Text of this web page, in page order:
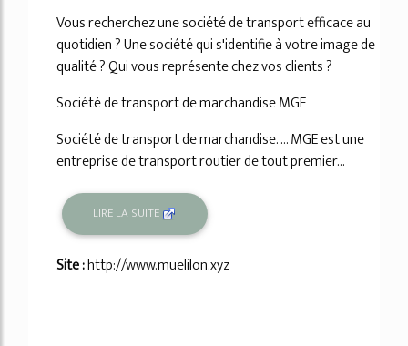
Vous recherchez une société de transport efficace au
quotidien ? Une société qui s'identifie à votre image de
qualité ? Qui vous représente chez vos clients ?
Société de transport de marchandise MGE
Société de transport de marchandise. ... MGE est une
entreprise de transport routier de tout premier...
LIRE LA SUITE
Site :http://www.muelilon.xyz